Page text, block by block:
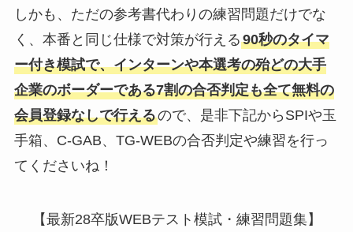
しかも、ただの参考書代わりの練習問題だけでな
く、本番と同じ仕様で対策が行える90秒のタイマ
ー付き模試で、インターンや本選考の殆どの大手
企業のボーダーである7割の合否判定も全て無料の
会員登録なしで行えるので、是非下記からSPIや玉
手箱、C-GAB、TG-WEBの合否判定や練習を行っ
てくださいね！
【最新28卒版WEBテスト模試・練習問題集】